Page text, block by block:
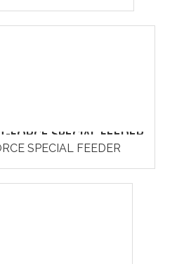
SPECIAL FEEDER
SPECIAL FEEDER